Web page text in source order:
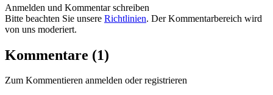
Anmelden und Kommentar schreiben
Bitte beachten Sie unsere Richtlinien. Der Kommentarbereich wird
von uns moderiert.
Kommentare (1)
Zum Kommentieren anmelden oder registrieren